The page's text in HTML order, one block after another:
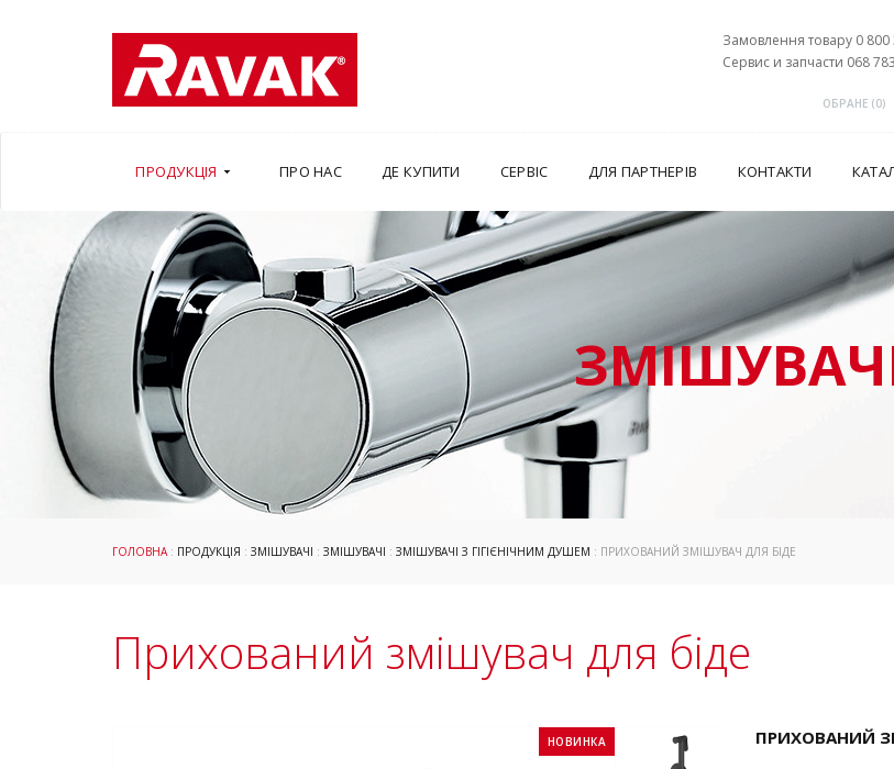
Замовлення товару 0 800
Сервис и запчасти 068
ОБРАНЕ (0)
ПРОДУКЦІЯ ПРО НАС ДЕ КУПИТИ СЕРВІС ДЛЯ ПАРТНЕРІВ КОНТАКТИ
ГОЛОВНА: ПРОДУКЦІЯ : ЗМІШУВАЧІ : ЗМІШУВАЧІ : ЗМІШУВАЧІ З ГІГІЄНІЧНИМ ДУШЕМ : ПРИХОВАНИЙ ЗМІШУВАЧ ДЛЯ БІДЕ
Прихований змішувач для біде
НОВИНКА ПРИХОВАНИЙ